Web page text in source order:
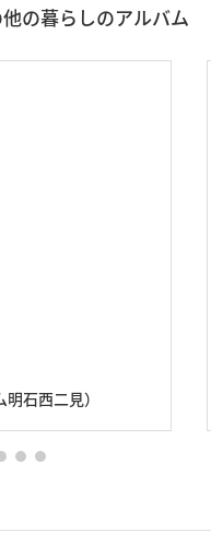
の暮らしのアルバム
西二見）